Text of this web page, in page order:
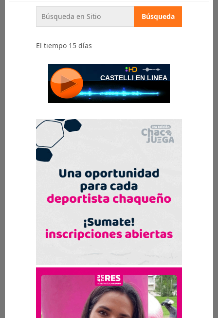
El tiempo 15 días